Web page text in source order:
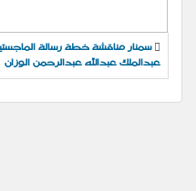
سمنار مناقشة خطة رسالة
عبدالملك عبدالله عبدالرحمن الوزان